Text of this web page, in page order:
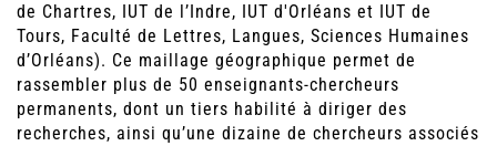
de Chartres, IUT de l’Indre, IUT d'Orléans et IUT de
Tours, Faculté de Lettres, Langues, Sciences Humaines
d’Orléans). Ce maillage géographique permet de
rassembler plus de 50 enseignants-chercheurs
permanents, dont un tiers habilité à diriger des
recherches, ainsi qu’une dizaine de chercheurs associés